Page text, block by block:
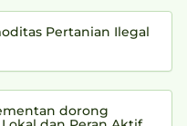
Pertanian Ilegal
dorong